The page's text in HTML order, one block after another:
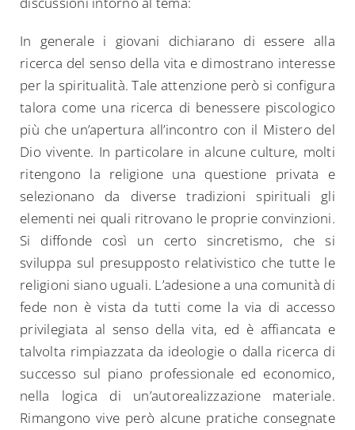
In generale i giovani dichiarano di essere alla
ricerca del senso della vita e dimostrano interesse
per la spiritualità. Tale attenzione però si configura
talora come una ricerca di benessere piscologico
più che un’apertura all’incontro con il Mistero del
Dio vivente. In particolare in alcune culture, molti
ritengono la religione una questione privata e
selezionano da diverse tradizioni spirituali gli
elementi nei quali ritrovano le proprie convinzioni.
Si diffonde così un certo sincretismo, che si
sviluppa sul presupposto relativistico che tutte le
religioni siano uguali. L’adesione a una comunità di
fede non è vista da tutti come la via di accesso
privilegiata al senso della vita, ed è affiancata e
talvolta rimpiazzata da ideologie o dalla ricerca di
successo sul piano professionale ed economico,
nella logica di un’autorealizzazione materiale.
Rimangono vive però alcune pratiche consegnate